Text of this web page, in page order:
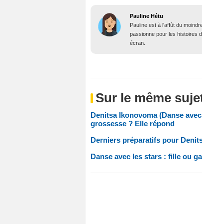
Pauline Hétu
Pauline est à l'affût du
passionne pour les histoires
écran.
Sur le même
Denitsa Ikonovoma (Danse
grossesse ? Elle répond
Derniers préparatifs pour
Danse avec les stars : fille ou